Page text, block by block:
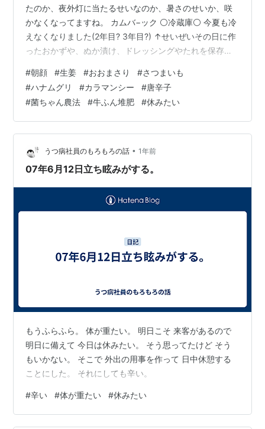
たのか、夜外灯に当たるせいなのか、暑さのせいか、咲
かなくなってますね。 カムバ−ック ⚪️冷蔵庫⚪️ 今夏も冷
えなくなりました(2年目? 3年目?) ↑せいぜいその日に作
ったおかずや、ぬか漬け、ドレッシングやたれを保存す
そうか、とも考えましたが、他の冷凍庫も整頓して、ス
ッキリしたので逆にゆとりが出来て、間に合っているよ
うです。 冷凍庫は、当然凍らないのですが、飲み物がキ
ンキンには冷える温度で、冷蔵庫の物をこちらに移動し
ました。 あと一年くらい頑張って😅🩵 🟡休日🟡 今、配
達員は本当に休めませ…
#朝顔 #生姜 #おおまさり #さつまいも
#ハナムグリ #カラマンシー #唐辛子
#菌ちゃん農法 #牛ふん堆肥 #休みたい
うつ病社員のもろもろの話 • 1年前
07年6月12日立ち眩みがする。
もうふらふら。 体が重たい。 明日こそ 来客があるので
明日に備えて 今日は休みたい。 そう思ってたけど そう
もいかない。 そこで 外出の用事を作って 日中休憩する
ことにした。 それにしても辛い。
#辛い #体が重たい #休みたい